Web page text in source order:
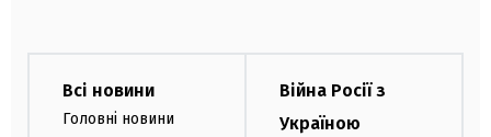
Всі новини
Головні новини
Війна Росії з
Україною